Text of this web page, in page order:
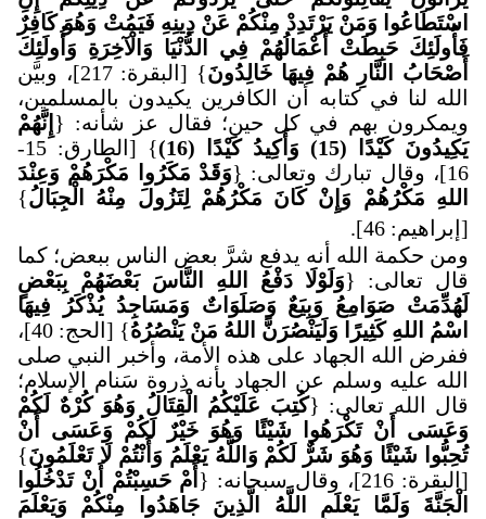
اسْتَطَاعُوا وَمَنْ يَرْتَدِدْ مِنْكُمْ عَنْ دِينِهِ فَيَمُتْ وَهُوَ كَافِرٌ
فَأُولَئِكَ حَبِطَتْ أَعْمَالُهُمْ فِي الدُّنْيَا وَالْآخِرَةِ وَأُولَئِكَ
أَصْحَابُ النَّارِ هُمْ فِيهَا خَالِدُونَ
} [البقرة: 217]، وبيَّن
الله لنا في كتابه أن الكافرين يكيدون بالمسلمين،
ويمكرون بهم في كل حين؛ فقال عز شأنه: { إِنَّهُمْ
يَكِيدُونَ كَيْدًا (15) وَأَكِيدُ كَيْدًا (16)
} [الطارق: 15-
16]، وقال تبارك وتعالى: {
وَقَدْ مَكَرُوا مَكْرَهُمْ وَعِنْدَ
اللهِ مَكْرُهُمْ وَإِنْ كَانَ مَكْرُهُمْ لِتَزُولَ مِنْهُ الْجِبَالُ}
[إبراهيم: 46]
.
ومن حكمة الله أنه يدفع شرَّ بعض الناس ببعض؛ كما
قال تعالى: {وَلَوْلَا دَفْعُ اللهِ النَّاسَ بَعْضَهُمْ بِبَعْضٍ
لَهُدِّمَتْ صَوَامِعُ وَبِيَعٌ وَصَلَوَاتٌ وَمَسَاجِدُ يُذْكَرُ فِيهَا
اسْمُ اللهِ كَثِيرًا وَلَيَنْصُرَنَّ اللهُ مَنْ يَنْصُرُهُ
} [الحج: 40]،
ففرض الله الجهاد على هذه الأمة، وأخبر النبي صلى
الله عليه وسلم عن الجهاد بأنه ذِروة سَنام الإسلام؛
قال الله تعالى: {كُتِبَ عَلَيْكُمُ الْقِتَالُ وَهُوَ كُرْهٌ لَكُمْ
وَعَسَى أَنْ تَكْرَهُوا شَيْئًا وَهُوَ خَيْرٌ لَكُمْ وَعَسَى أَنْ
تُحِبُّوا شَيْئًا وَهُوَ شَرٌّ لَكُمْ وَاللَّهُ يَعْلَمُ وَأَنْتُمْ لَا تَعْلَمُونَ}
[البقرة: 216]، وقال سبحانه: {
أَمْ حَسِبْتُمْ أَنْ تَدْخُلُوا
الْجَنَّةَ وَلَمَّا يَعْلَمِ اللَّهُ الَّذِينَ جَاهَدُوا مِنْكُمْ وَيَعْلَمَ